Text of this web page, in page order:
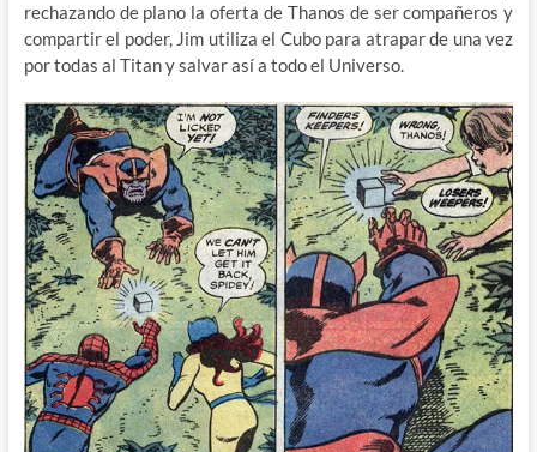
rechazando de plano la oferta de Thanos de ser compañeros y
compartir el poder, Jim utiliza el Cubo para atrapar de una vez
por todas al Titan y salvar así a todo el Universo.